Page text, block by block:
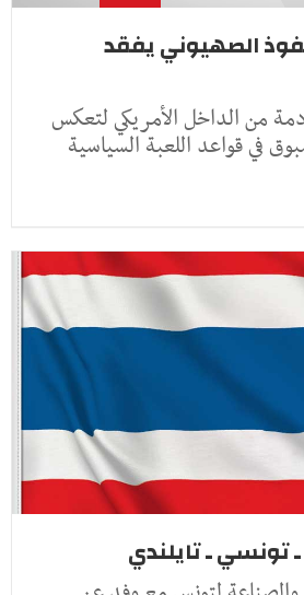
الصهيوني يفقد
من الداخل الأمريكي لتعكس
في قواعد اللعبة السياسية
تونسي ـ تايلندي